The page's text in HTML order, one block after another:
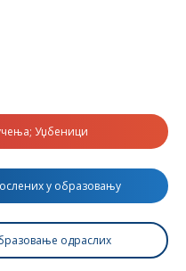
Уџбеници
у образовању
одраслих